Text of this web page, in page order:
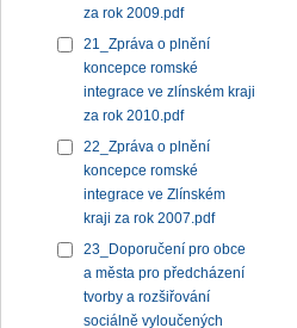
za rok 2009.pdf
21_Zpráva o plnění
koncepce romské
integrace ve zlínském kraji
za rok 2010.pdf
22_Zpráva o plnění
koncepce romské
integrace ve Zlínském
kraji za rok 2007.pdf
23_Doporučení pro obce
a města pro předcházení
tvorby a rozšiřování
sociálně vyloučených